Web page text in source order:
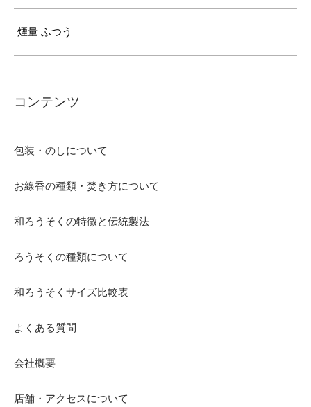
煙量 ふつう
コンテンツ
包装・のしについて
お線香の種類・焚き方について
和ろうそくの特徴と伝統製法
ろうそくの種類について
和ろうそくサイズ比較表
よくある質問
会社概要
店舗・アクセスについて